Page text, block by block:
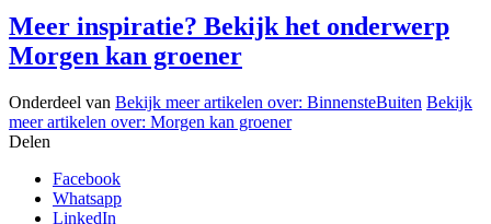
Meer inspiratie? Bekijk het onderwerp
Morgen kan groener
Onderdeel van Bekijk meer artikelen over: BinnensteBuiten Bekijk
meer artikelen over: Morgen kan groener
Delen
Facebook
Whatsapp
LinkedIn